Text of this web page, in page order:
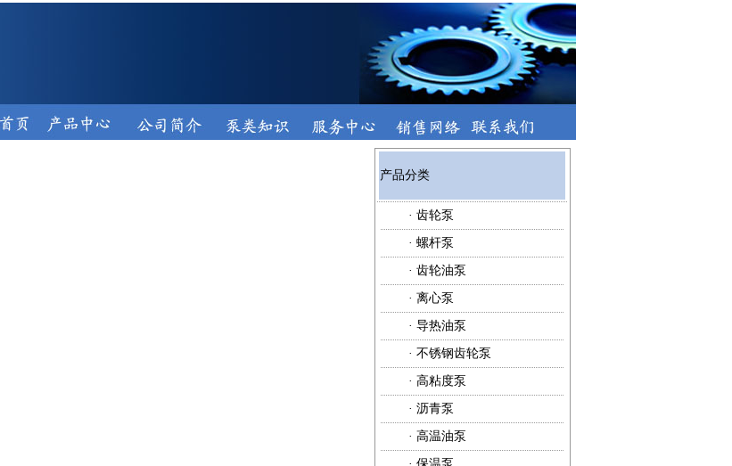
产品分类
· 齿轮泵
· 螺杆泵
· 齿轮油泵
· 离心泵
· 导热油泵
· 不锈钢齿轮泵
· 高粘度泵
· 沥青泵
· 高温油泵